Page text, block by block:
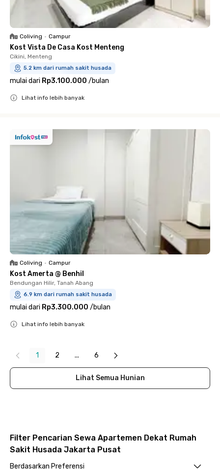
Coliving • Campur
Kost Vista De Casa Kost Menteng
Cikini, Menteng
5.2 km dari rumah sakit husada
mulai dari Rp3.100.000 /bulan
Lihat info lebih banyak
Coliving • Campur
Kost Amerta @ Benhil
Bendungan Hilir, Tanah Abang
6.9 km dari rumah sakit husada
mulai dari Rp3.300.000 /bulan
Lihat info lebih banyak
1 2 ... 6
Lihat Semua Hunian
Filter Pencarian Sewa Apartemen Dekat Rumah
Sakit Husada Jakarta Pusat
Berdasarkan Preferensi